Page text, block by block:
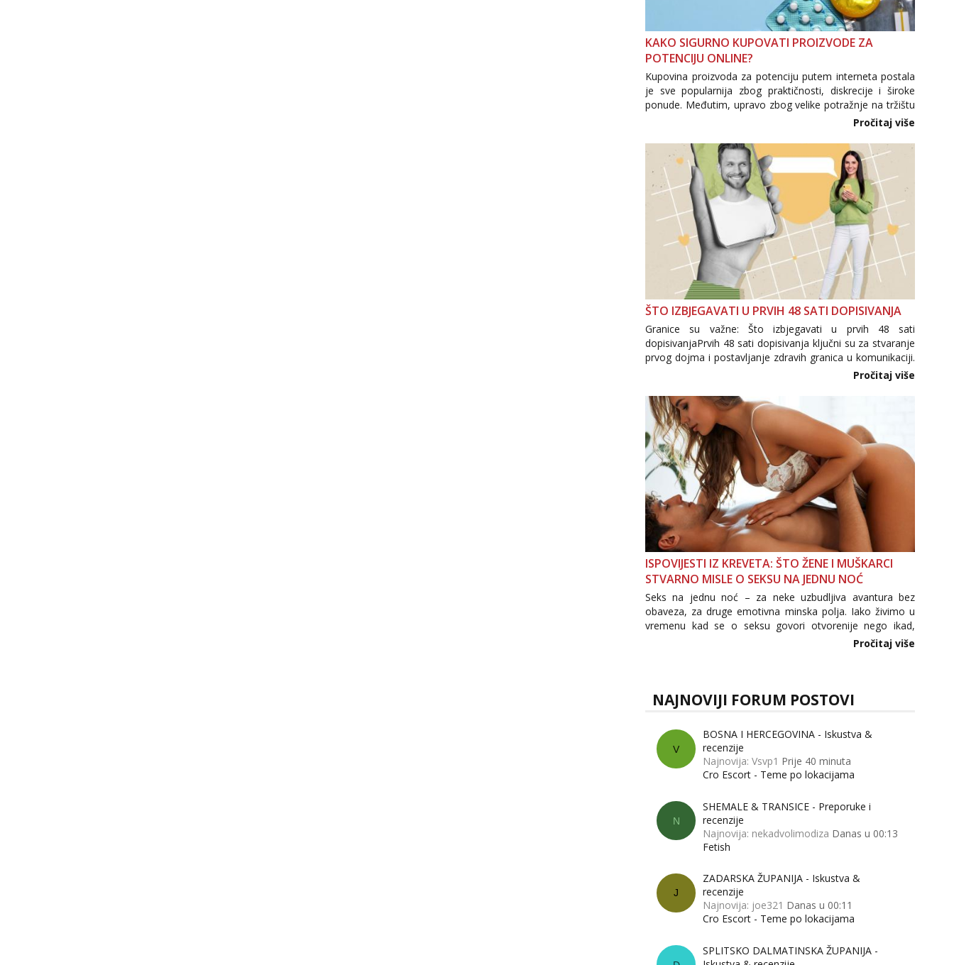
KAKO SIGURNO KUPOVATI PROIZVODE ZA
POTENCIJU ONLINE?
Kupovina proizvoda za potenciju putem interneta postala
je sve popularnija zbog praktičnosti, diskrecije i široke
ponude. Međutim, upravo zbog velike potražnje na tržištu
se pojavljuju i brojni krivotvoreni proizvodi, nepouzdane
internetske trgovine te proizvodi nepoznatog podrijetla. ...
Pročitaj više
ŠTO IZBJEGAVATI U PRVIH 48 SATI DOPISIVANJA
Granice su važne: Što izbjegavati u prvih 48 sati
dopisivanjaPrvih 48 sati dopisivanja ključni su za stvaranje
prvog dojma i postavljanje zdravih granica u komunikaciji.
Važno je izbjeći prebrzo otkrivanje osobnih ili intimnih
informacija, jer nepoznata osoba još nije zaslužila to
povjerenje. Takođe...
Pročitaj više
ISPOVIJESTI IZ KREVETA: ŠTO ŽENE I MUŠKARCI
STVARNO MISLE O SEKSU NA JEDNU NOĆ
Seks na jednu noć – za neke uzbudljiva avantura bez
obaveza, za druge emotivna minska polja. Iako živimo u
vremenu kad se o seksu govori otvorenije nego ikad,
tema „jedne noći strasti“ i dalje izaziva burne rasprave. Što
Pročitaj više
NAJNOVIJI FORUM POSTOVI
V
BOSNA I HERCEGOVINA - Iskustva &
recenzije
Najnovija: Vsvp1 Prije 40 minuta
Cro Escort - Teme po lokacijama
N
SHEMALE & TRANSICE - Preporuke i
recenzije
Najnovija: nekadvolimodiza Danas u 00:13
Fetish
J
ZADARSKA ŽUPANIJA - Iskustva &
recenzije
Najnovija: joe321 Danas u 00:11
Cro Escort - Teme po lokacijama
SPLITSKO DALMATINSKA ŽUPANIJA -